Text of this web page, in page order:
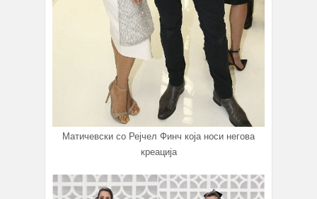
Матичевски со Рејчел Финч која носи негова
креација